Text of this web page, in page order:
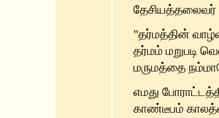
தேசியத்தலைவர்
"தர்மத்தின்
தர்மம் மறுபடி
மருமத்தை
எமது
காண்டீபம்